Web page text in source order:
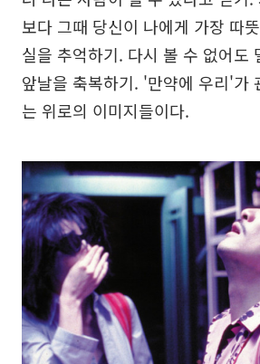
보다 그때 당신이 나에게 가장 따
실을 추억하기. 다시 볼 수 없어도
앞날을 축복하기. '만약에 우리'가
는 위로의 이미지들이다.